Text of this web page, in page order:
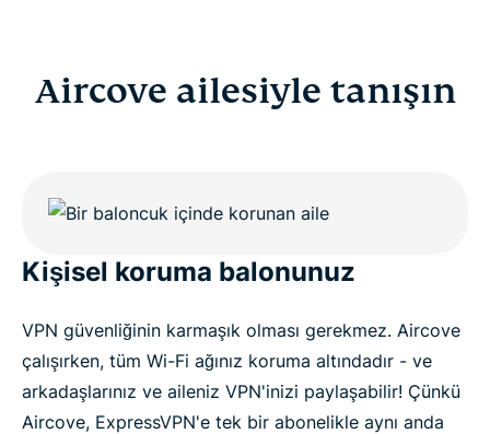
Aircove ailesiyle tanışın
Kişisel koruma balonunuz
VPN güvenliğinin karmaşık olması gerekmez. Aircove
çalışırken, tüm Wi-Fi ağınız koruma altındadır - ve
arkadaşlarınız ve aileniz VPN'inizi paylaşabilir! Çünkü
Aircove, ExpressVPN'e tek bir abonelikle aynı anda